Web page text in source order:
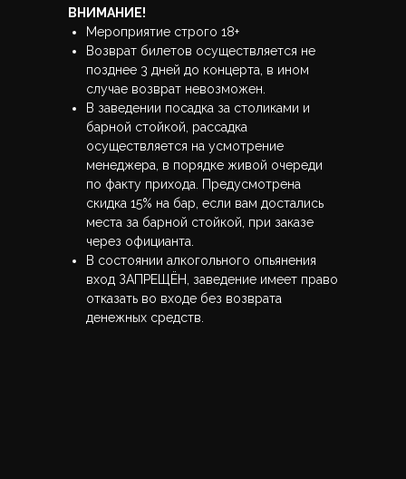
ВНИМАНИЕ!
Мероприятие строго 18+
Возврат билетов осуществляется не
позднее 3 дней до концерта, в ином
случае возврат невозможен.
В заведении посадка за столиками и
барной стойкой, рассадка
осуществляется на усмотрение
менеджера, в порядке живой очереди
по факту прихода. Предусмотрена
скидка 15% на бар, если вам достались
места за барной стойкой, при заказе
через официанта.
В состоянии алкогольного опьянения
вход ЗАПРЕЩЁН, заведение имеет право
отказать во входе без возврата
денежных средств.